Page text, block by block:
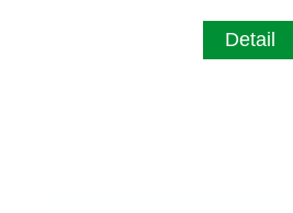
Detail